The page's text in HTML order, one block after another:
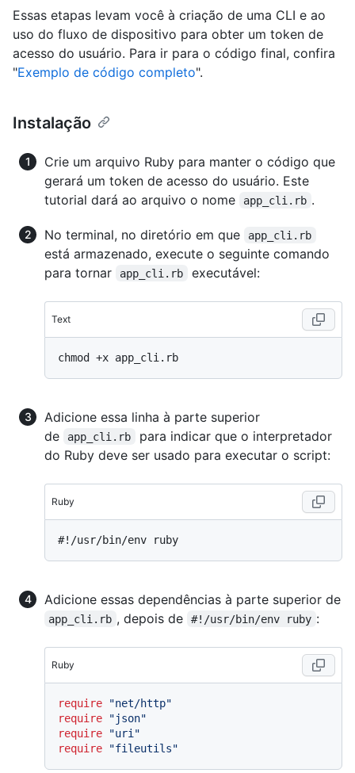
Essas etapas levam você à criação de uma CLI e ao
uso do fluxo de dispositivo para obter um token de
acesso do usuário. Para ir para o código final, confira
"Exemplo de código completo".
Instalação
Crie um arquivo Ruby para manter o código que
gerará um token de acesso do usuário. Este
tutorial dará ao arquivo o nome
app_cli.rb .
No terminal, no diretório em que app_cli.rb
está armazenado, execute o seguinte comando
para tornar
app_cli.rb executável:
Text
Adicione essa linha à parte superior
de
app_cli.rb
para indicar que o interpretador
do Ruby deve ser usado para executar o script:
Ruby
#!/usr/bin/env ruby
Adicione essas dependências à parte superior de
app_cli.rb , depois de #!/usr/bin/env ruby :
Ruby
require
"net/http"
require
"json"
require
"uri"
require
"fileutils"